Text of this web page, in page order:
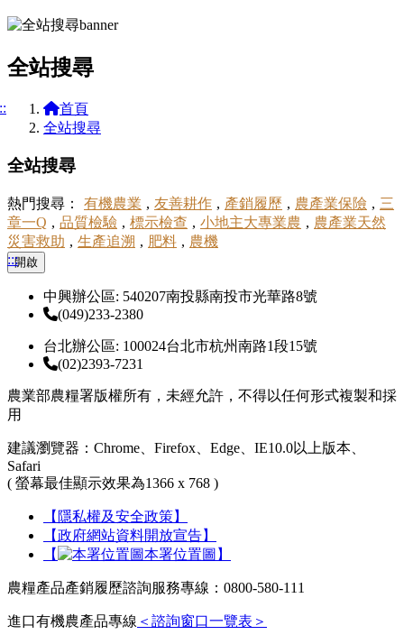
全站搜尋
首頁
全站搜尋
全站搜尋
熱門搜尋： 有機農業 , 友善耕作 , 產銷履歷 , 農產業保險 , 三
章一Q , 品質檢驗 , 標示檢查 , 小地主大專業農 , 農產業天然
災害救助 , 生產追溯 , 肥料 , 農機
:::開啟
中興辦公區: 540207南投縣南投市光華路8號
(049)233-2380
台北辦公區: 100024台北市杭州南路1段15號
(02)2393-7231
農業部農糧署版權所有，未經允許，不得以任何形式複製和採
用
建議瀏覽器：Chrome、Firefox、Edge、IE10.0以上版本、
Safari
( 螢幕最佳顯示效果為1366 x 768 )
【隱私權及安全政策】
【政府網站資料開放宣告】
【
本署位置圖】
農糧產品產銷履歷諮詢服務專線：0800-580-111
進口有機農產品專線 ＜諮詢窗口一覽表＞